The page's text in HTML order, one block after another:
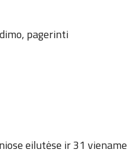
pagerinti
eilutėse ir 31 viename